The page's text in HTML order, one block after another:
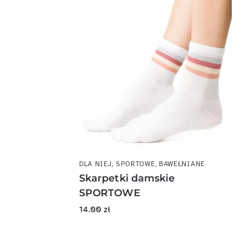
DLA NIEJ, SPORTOWE, BAWEŁNIANE
Skarpetki damskie
SPORTOWE
14.00zł